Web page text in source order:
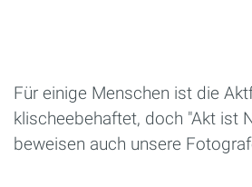
Für einige Menschen ist die
klischeebehaftet, doch "Akt ist
beweisen auch unsere